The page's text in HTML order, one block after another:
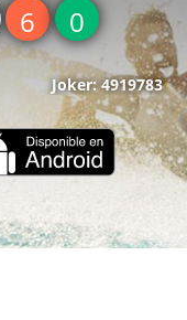
6 0
Joker: 4919783